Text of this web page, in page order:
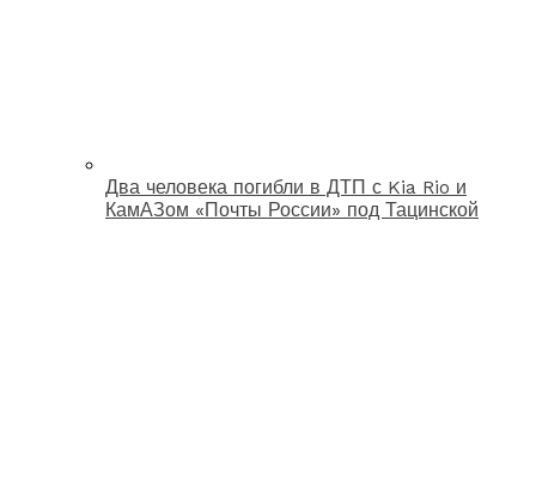
Два человека погибли в ДТП с Kia Rio и
КамАЗом «Почты России» под Тацинской